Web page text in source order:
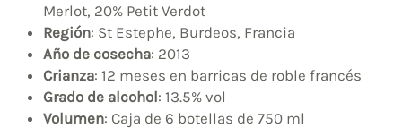
Merlot, 20% Petit Verdot
Región: St Estephe, Burdeos, Francia
Año de cosecha: 2013
Crianza: 12 meses en barricas de roble francés
Grado de alcohol: 13.5% vol
Volumen: Caja de 6 botellas de 750 ml